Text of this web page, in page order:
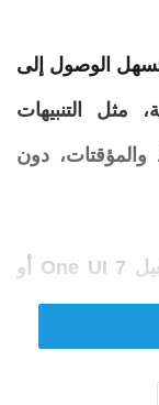
تسهل الوصول إلى
مثل التنبيهات
دون
لك جهاز سامسونج جلاكسي يجب تشغيل One UI 7 أو
تم اعتباره إلى